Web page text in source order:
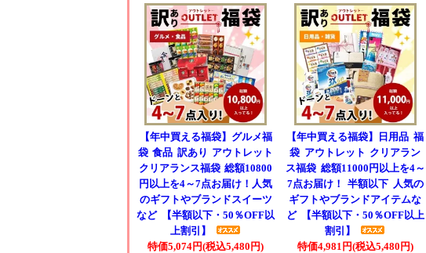
【年中買える福袋】グルメ福
袋 食品 訳あり アウトレット
クリアランス福袋 総額10800
円以上を4～7点お届け！人気
のギフトやブランドスイーツ
など 【半額以下・50％OFF以
上割引】
特価5,074円(税込5,480円)
【年中買える福袋】日用品 福
袋 アウトレット クリアラン
ス福袋 総額11000円以上を4～
7点お届け！ 半額以下 人気の
ギフトやブランドアイテムな
ど 【半額以下・50％OFF以上
割引】
特価4,981円(税込5,480円)